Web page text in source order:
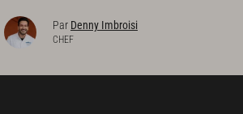
Par Denny Imbroisi
CHEF